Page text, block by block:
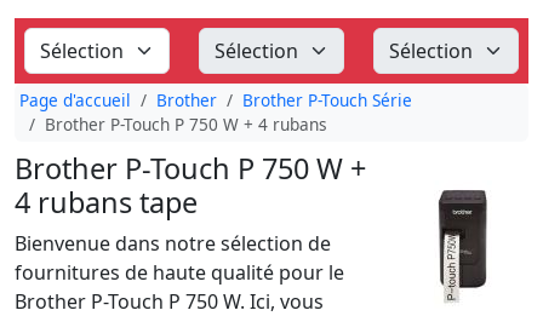
Page d'accueil Brother
Brother P-Touch Série
Brother P-Touch P 750 W + 4 rubans
Brother P-Touch P 750 W +
4 rubans tape
Bienvenue dans notre sélection de
fournitures de haute qualité pour le
Brother P-Touch P 750 W. Ici, vous